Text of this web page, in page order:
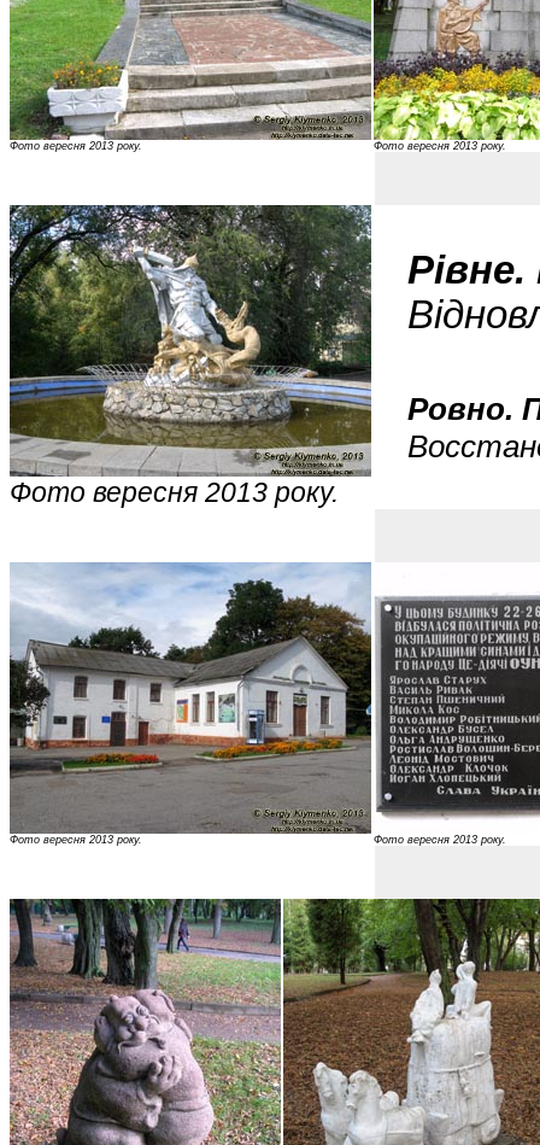
Фото вересня 2013 року. Фото вересня 2013 року.
Фото вересня 2013 року.
Ровно.
Фото вересня 2013 року. Фото вересня 2013 року.